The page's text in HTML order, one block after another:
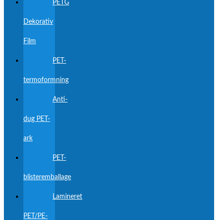
PETG
Dekorativ
Film
PET-
termoformning
Anti-
dug PET-
ark
PET-
blisteremballage
Lamineret
PET/PE-